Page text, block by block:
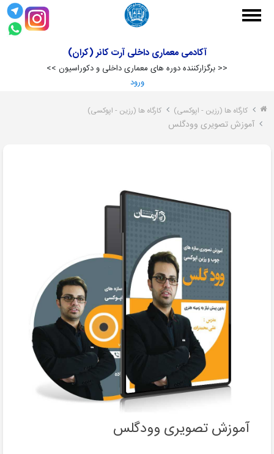
آکادمی معماری داخلی آرت کانر (کران)
<< برگزارکننده دوره های معماری داخلی و دکوراسیون >>
ورود
کارگاه
دکوراسیون
آموزشی
انلاین
دکوراسیون
کارگاه ها (رزین - اپوکسی) کارگاه ها (رزین - اپوکسی)
آموزش تصویری وودگلس
آموزش تصویری وودگلس